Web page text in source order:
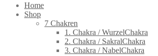
Home
Shop
7 Chakren
1. Chakra / WurzelChakra
2. Chakra / SakralChakra
3. Chakra / NabelChakra